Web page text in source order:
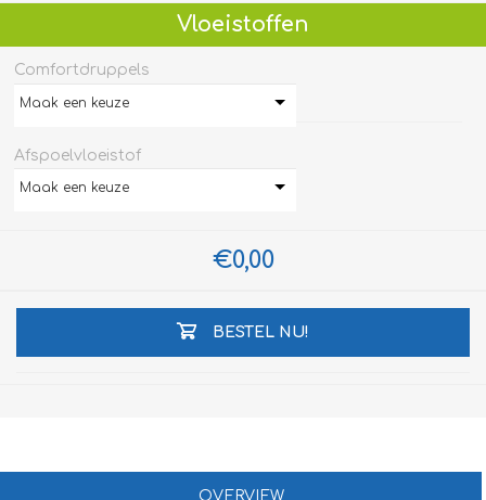
Vloeistoffen
Comfortdruppels
Maak een keuze
Afspoelvloeistof
Maak een keuze
€0,00
BESTEL NU!
OVERVIEW